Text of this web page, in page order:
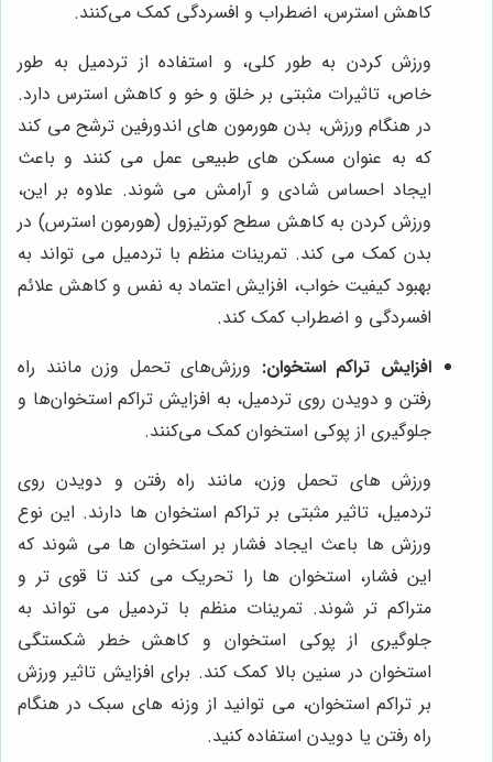
کاهش استرس، اضطراب و افسردگی کمک می‌کنند.
ورزش کردن به طور کلی، و استفاده از تردمیل به طور
خاص، تاثیرات مثبتی بر خلق و خو و کاهش استرس دارد.
در هنگام ورزش، بدن هورمون های اندورفین ترشح می کند
که به عنوان مسکن های طبیعی عمل می کنند و باعث
ایجاد احساس شادی و آرامش می شوند. علاوه بر این،
ورزش کردن به کاهش سطح کورتیزول (هورمون استرس) در
بدن کمک می کند. تمرینات منظم با تردمیل می تواند به
بهبود کیفیت خواب، افزایش اعتماد به نفس و کاهش علائم
افسردگی و اضطراب کمک کند.
افزایش تراکم استخوان: ورزش‌های تحمل وزن مانند راه
رفتن و دویدن روی تردمیل، به افزایش تراکم استخوان‌ها و
جلوگیری از پوکی استخوان کمک می‌کنند.
ورزش های تحمل وزن، مانند راه رفتن و دویدن روی
تردمیل، تاثیر مثبتی بر تراکم استخوان ها دارند. این نوع
ورزش ها باعث ایجاد فشار بر استخوان ها می شوند که
این فشار، استخوان ها را تحریک می کند تا قوی تر و
متراکم تر شوند. تمرینات منظم با تردمیل می تواند به
جلوگیری از پوکی استخوان و کاهش خطر شکستگی
استخوان در سنین بالا کمک کند. برای افزایش تاثیر ورزش
بر تراکم استخوان، می توانید از وزنه های سبک در هنگام
راه رفتن یا دویدن استفاده کنید.